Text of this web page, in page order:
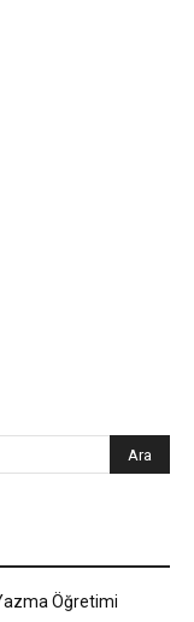
Öğretimi